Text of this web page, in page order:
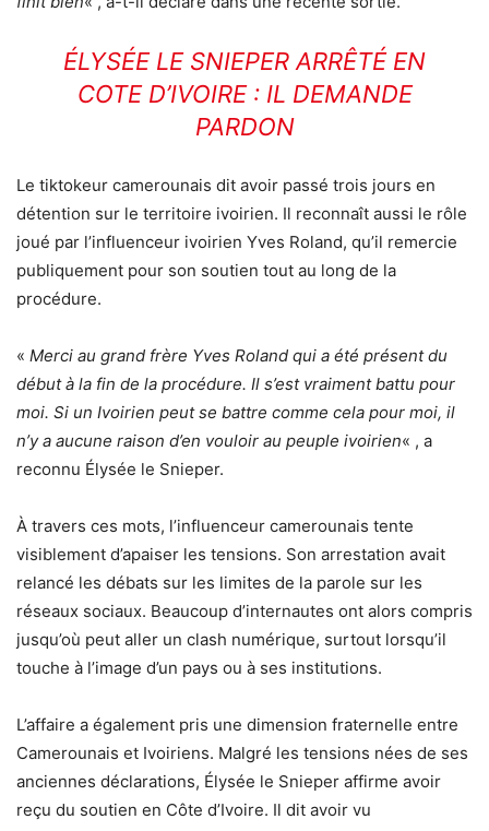
ÉLYSÉE LE SNIEPER ARRÊTÉ EN
COTE D’IVOIRE : IL DEMANDE
PARDON
Le tiktokeur camerounais dit avoir passé trois jours en
détention sur le territoire ivoirien. Il reconnaît aussi le rôle
joué par l’influenceur ivoirien Yves Roland, qu’il remercie
publiquement pour son soutien tout au long de la
procédure.
« Merci au grand frère Yves Roland qui a été présent du
début à la fin de la procédure. Il s’est vraiment battu pour
moi. Si un Ivoirien peut se battre comme cela pour moi, il
n’y a aucune raison d’en vouloir au peuple ivoirien« , a
reconnu Élysée le Snieper.
À travers ces mots, l’influenceur camerounais tente
visiblement d’apaiser les tensions. Son arrestation avait
relancé les débats sur les limites de la parole sur les
réseaux sociaux. Beaucoup d’internautes ont alors compris
jusqu’où peut aller un clash numérique, surtout lorsqu’il
touche à l’image d’un pays ou à ses institutions.
L’affaire a également pris une dimension fraternelle entre
Camerounais et Ivoiriens. Malgré les tensions nées de ses
anciennes déclarations, Élysée le Snieper affirme avoir
reçu du soutien en Côte d’Ivoire. Il dit avoir vu